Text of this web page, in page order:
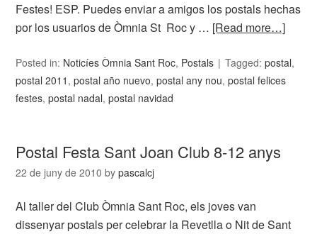
Festes! ESP. Puedes enviar a amigos los postals hechas
por los usuarios de Òmnia St Roc y … [Read more…]
Posted in: Noticíes Òmnia Sant Roc, Postals Tagged:postal,
postal 2011 ,postal año nuevo,postal any nou,postal felices
festes,postal nadal,postal navidad
Postal Festa Sant Joan Club 8-12 anys
22 de juny de 2010 bypascalcj
Al taller del Club Òmnia Sant Roc, els joves van
dissenyar postals per celebrar la Revetlla o Nit de Sant